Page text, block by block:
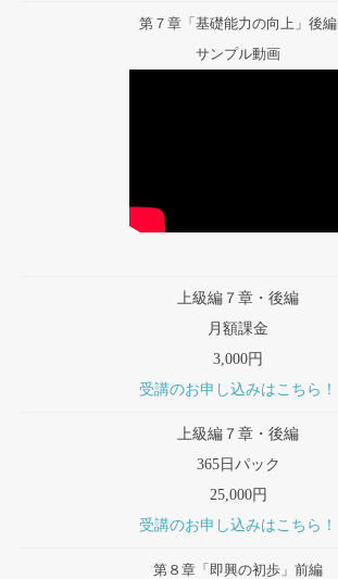
第７章「基礎能力の向上」後編
サンプル動画
上級編７章・後編
月額課金
3,000円
受講のお申し込みはこちら！
上級編７章・後編
365日パック
25,000円
受講のお申し込みはこちら！
第８章「即興の初歩」前編